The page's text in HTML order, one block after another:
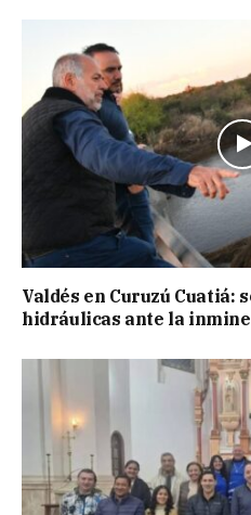
Valdés en Curuzú Cuatiá:
hidráulicas ante la